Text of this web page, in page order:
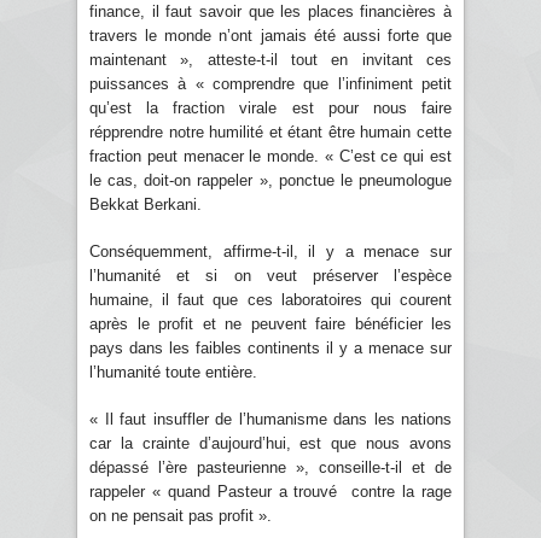
finance, il faut savoir que les places financières à
travers le monde n’ont jamais été aussi forte que
maintenant », atteste-t-il tout en invitant ces
puissances à « comprendre que l’infiniment petit
qu’est la fraction virale est pour nous faire
répprendre notre humilité et étant être humain cette
fraction peut menacer le monde. « C’est ce qui est
le cas, doit-on rappeler », ponctue le pneumologue
Bekkat Berkani.
Conséquemment, affirme-t-il, il y a menace sur
l’humanité et si on veut préserver l’espèce
humaine, il faut que ces laboratoires qui courent
après le profit et ne peuvent faire bénéficier les
pays dans les faibles continents il y a menace sur
l’humanité toute entière.
« Il faut insuffler de l’humanisme dans les nations
car la crainte d’aujourd’hui, est que nous avons
dépassé l’ère pasteurienne », conseille-t-il et de
rappeler « quand Pasteur a trouvé contre la rage
on ne pensait pas profit ».